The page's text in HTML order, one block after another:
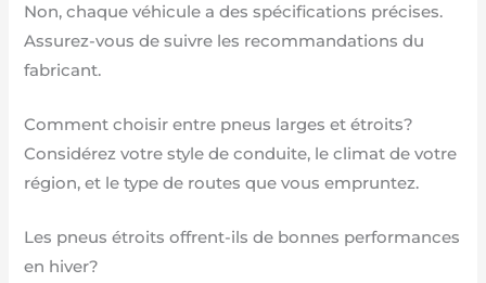
Non, chaque véhicule a des spécifications précises.
Assurez-vous de suivre les recommandations du
fabricant.
Comment choisir entre pneus larges et étroits?
Considérez votre style de conduite, le climat de votre
région, et le type de routes que vous empruntez.
Les pneus étroits offrent-ils de bonnes performances
en hiver?